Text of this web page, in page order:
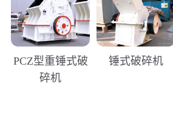
PCZ型重锤式破
碎机
锤式破碎机